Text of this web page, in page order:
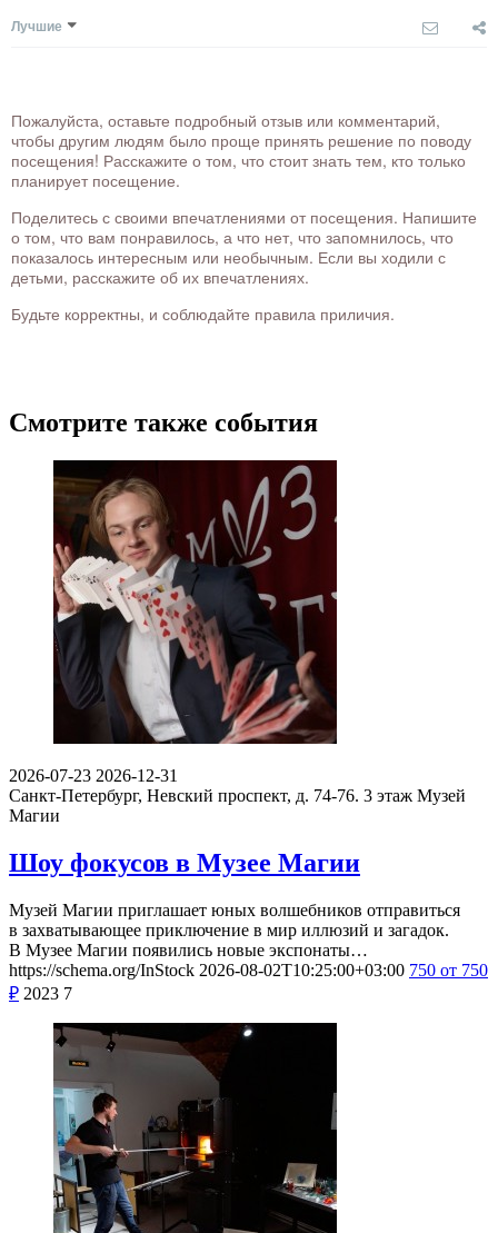
Лучшие
Пожалуйста, оставьте подробный отзыв или комментарий,
чтобы другим людям было проще принять решение по поводу
посещения! Расскажите о том, что стоит знать тем, кто только
планирует посещение.
Поделитесь с своими впечатлениями от посещения. Напишите
о том, что вам понравилось, а что нет, что запомнилось, что
показалось интересным или необычным. Если вы ходили с
детьми, расскажите об их впечатлениях.
Будьте корректны, и соблюдайте правила приличия.
Смотрите также события
2026-07-23 2026-12-31
Санкт-Петербург, Невский проспект, д. 74-76. 3 этаж Музей
Магии
Шоу фокусов в Музее Магии
Музей Магии приглашает юных волшебников отправиться
в захватывающее приключение в мир иллюзий и загадок.
В Музее Магии появились новые экспонаты…
https://schema.org/InStock 2026-08-02T10:25:00+03:00 750 от 750
₽ 2023 7